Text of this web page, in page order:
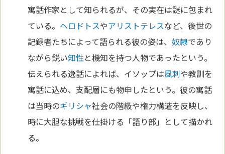
寓話作家として知られるが、その実在は謎に包まれ
ている。 ヘロドトスやアリストテレスなど、後世の
記録者たちによって語られる彼の姿は、奴隷であり
ながら鋭い知性と機知を持つ人物であったという。
伝えられる逸話によれば、イソップは風刺や教訓を
寓話に込め、支配層にも物申したという。彼の寓話
は当時のギリシャ社会の階級や権力構造を反映し、
時に大胆な挑戦を仕掛ける「語り部」として描かれ
る。